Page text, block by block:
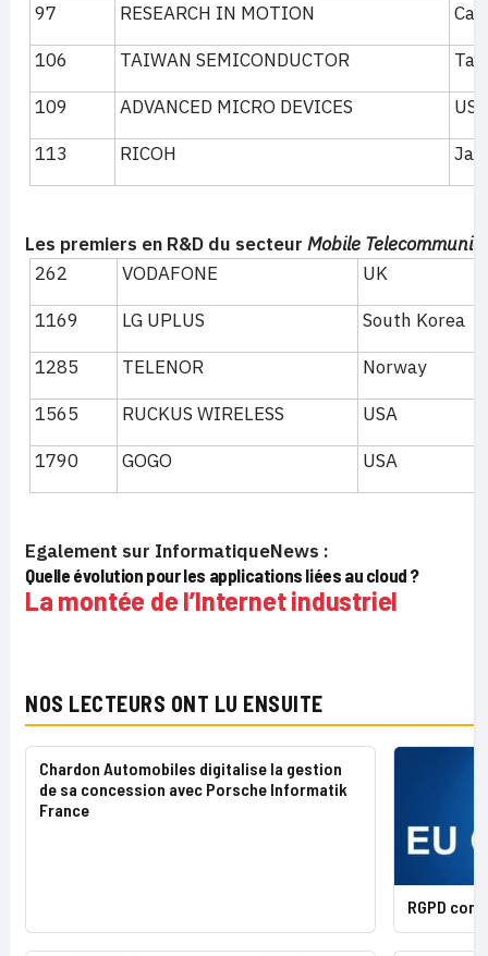
97
RESEARCH IN MOTION
106
TAIWAN SEMICONDUCTOR
109
ADVANCED MICRO DEVICES
113
RICOH
Les premiers en R&D du secteur Mobile
262
VODAFONE
UK
1169
LG UPLUS
South Korea
1285
TELENOR
Norway
1565
RUCKUS WIRELESS
USA
1790
GOGO USA
Egalement sur InformatiqueNews :
Quelle évolution pour les applications liées au cloud ?
La montée de l’Internet industriel
NOS LECTEURS ONT LU ENSUITE
Chardon Automobiles digitalise la gestion
de sa concession avec Porsche Informatik
France
RGPD